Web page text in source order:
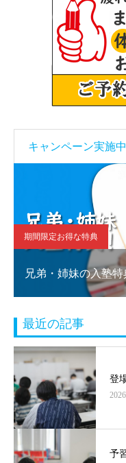
キャンペーン実施中
期間限定お得な特典
兄弟・姉妹の入塾特
最近の記事
登
予